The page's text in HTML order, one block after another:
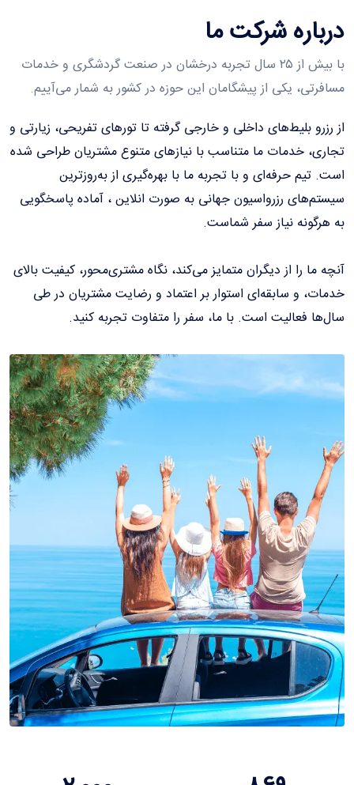
شرکت ما
با بیش از ۲۵ سال تجربه درخشان در صنعت گردشگری و خدمات
یکی از پیشگامان این حوزه در کشور به شمار می‌آییم.
رزرو بلیط‌های داخلی و خارجی گرفته تا تورهای تفریحی، زیارتی و
خدمات ما متناسب با نیازهای متنوع مشتریان طراحی شده
تیم حرفه‌ای و با تجربه ما با بهره‌گیری از به‌روزترین
رزرواسیون جهانی به صورت انلاین ، آماده پاسخگویی
هرگونه نیاز سفر شماست.
ما را از دیگران متمایز می‌کند، نگاه مشتری‌محور، کیفیت بالای
و سابقه‌ای استوار بر اعتماد و رضایت مشتریان در طی
فعالیت است. با ما، سفر را متفاوت تجربه کنید.